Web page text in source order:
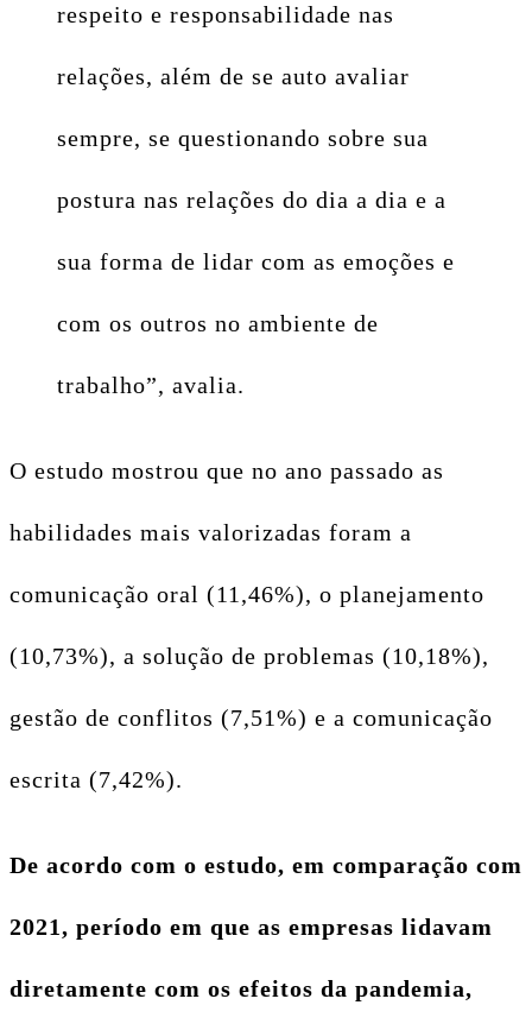
respeito e responsabilidade nas
relações, além de se auto avaliar
sempre, se questionando sobre sua
postura nas relações do dia a dia e a
sua forma de lidar com as emoções e
com os outros no ambiente de
trabalho”, avalia.
O estudo mostrou que no ano passado as
habilidades mais valorizadas foram a
comunicação oral (11,46%), o planejamento
(10,73%), a solução de problemas (10,18%),
gestão de conflitos (7,51%) e a comunicação
escrita (7,42%).
De acordo com o estudo, em comparação com
2021, período em que as empresas lidavam
diretamente com os efeitos da pandemia,